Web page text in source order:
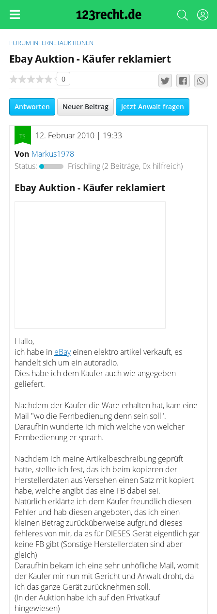
FORUM INTERNETAUKTIONEN
Ebay Auktion - Käufer reklamiert
0
Antworten Neuer Beitrag Jetzt Anwalt fragen
12. Februar 2010 | 19:33
Von Markus1978
Status:
Frischling(2 Beiträge, 0x hilfreich)
Ebay Auktion - Käufer reklamiert
Hallo,
ich habe in eBay einen elektro artikel verkauft, es
handelt sich um ein autoradio.
Dies habe ich dem Käufer auch wie angegeben
geliefert.
Nachdem der Käufer die Ware erhalten hat, kam eine
Mail "wo die Fernbedienung denn sein soll".
Daraufhin wunderte ich mich welche von welcher
Fernbedienung er sprach.
Nachdem ich meine Artikelbeschreibung geprüft
hatte, stellte ich fest, das ich beim kopieren der
Herstellerdaten aus Versehen einen Satz mit kopiert
habe, welche angibt das eine FB dabei sei.
Natürlich erklärte ich dem Käufer freundlich diesen
Fehler und hab diesen angeboten, das ich einen
kleinen Betrag zurücküberweise aufgrund dieses
fehleres von mir, da es für DIESES Gerät eigentlich gar
keine FB gibt (Sonstige Herstellerdaten sind aber
gleich)
Daraufhin bekam ich eine sehr unhöfliche Mail, womit
der Käufer mir nun mit Gericht und Anwalt droht, da
ich das ganze Gerät zurücknehmen soll.
(In der Auktion habe ich auf den Privatkauf
hingewiesen)